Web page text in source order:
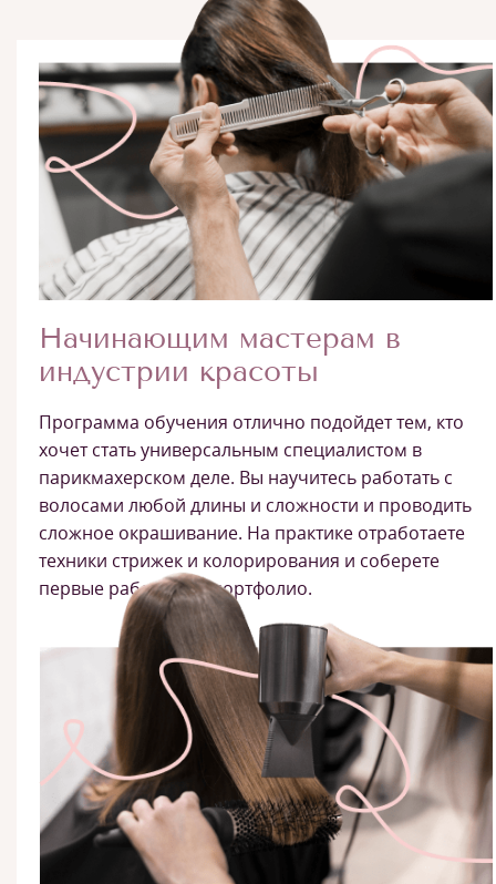
Начинающим мастерам в
индустрии красоты
Программа обучения отлично подойдет тем, кто
хочет стать универсальным специалистом в
парикмахерском деле. Вы научитесь работать с
волосами любой длины и сложности и проводить
сложное окрашивание. На практике отработаете
техники стрижек и колорирования и соберете
первые работы для портфолио.